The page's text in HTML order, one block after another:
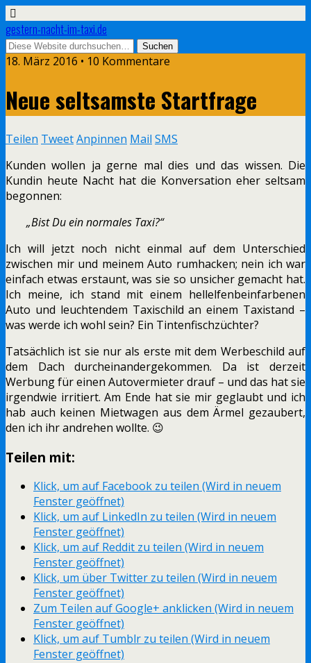
gestern-nacht-im-taxi.de
18. März 2016 • 10 Kommentare
Neue seltsamste Startfrage
Teilen TweetAnpinnen Mail SMS
Kunden wollen ja gerne mal dies und das wissen. Die
Kundin heute Nacht hat die Konversation eher seltsam
begonnen:
„Bist Du ein normales Taxi?“
Ich will jetzt noch nicht einmal auf dem Unterschied
zwischen mir und meinem Auto rumhacken; nein ich war
einfach etwas erstaunt, was sie so unsicher gemacht hat.
Ich meine, ich stand mit einem hellelfenbeinfarbenen
Auto und leuchtendem Taxischild an einem Taxistand –
was werde ich wohl sein? Ein Tintenfischzüchter?
Tatsächlich ist sie nur als erste mit dem Werbeschild auf
dem Dach durcheinandergekommen. Da ist derzeit
Werbung für einen Autovermieter drauf – und das hat sie
irgendwie irritiert. Am Ende hat sie mir geglaubt und ich
hab auch keinen Mietwagen aus dem Ärmel gezaubert,
den ich ihr andrehen wollte. 😉
Teilen mit:
Klick, um auf Facebook zu teilen (Wird in neuem
Fenster geöffnet)
Klick, um auf LinkedIn zu teilen (Wird in neuem
Fenster geöffnet)
Klick, um auf Reddit zu teilen (Wird in neuem
Fenster geöffnet)
Klick, um über Twitter zu teilen (Wird in neuem
Fenster geöffnet)
Zum Teilen auf Google+ anklicken (Wird in neuem
Fenster geöffnet)
Klick, um auf Tumblr zu teilen (Wird in neuem
Fenster geöffnet)